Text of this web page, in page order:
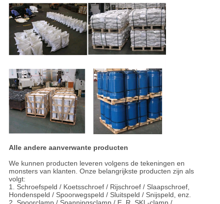
Alle andere aanverwante producten
We kunnen producten leveren volgens de tekeningen en
monsters van klanten. Onze belangrijkste producten zijn als
volgt:
1. Schroefspeld / Koetsschroef / Rijschroef / Slaapschroef,
Hondenspeld / Spoorwegspeld / Sluitspeld / Snijspeld, enz.